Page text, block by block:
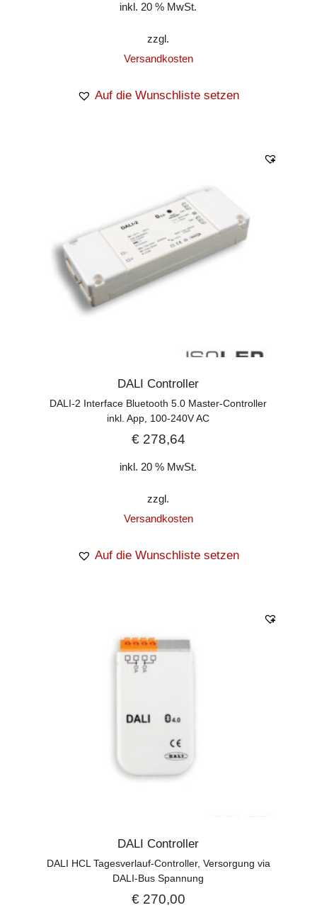
inkl. 20 % MwSt.
zzgl.
Versandkosten
Auf die Wunschliste setzen
DALI Controller
DALI-2 Interface Bluetooth 5.0 Master-Controller
inkl. App, 100-240V AC
€278,64
inkl. 20 % MwSt.
zzgl.
Versandkosten
Auf die Wunschliste setzen
DALI Controller
DALI HCL Tagesverlauf-Controller, Versorgung via
DALI-Bus Spannung
€270,00